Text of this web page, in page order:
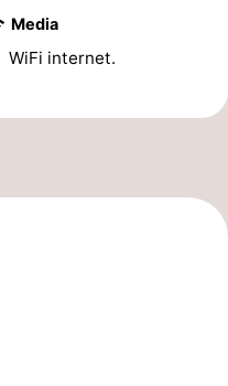
Media
WiFi internet.